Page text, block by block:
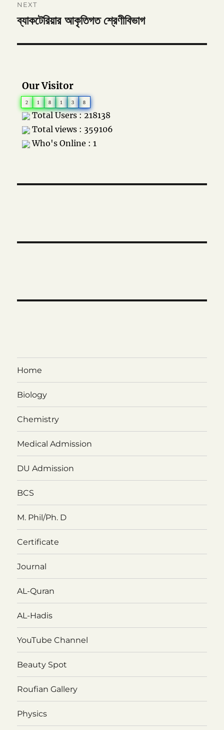
NEXT
Next
ব্যাকটেরিয়ার আকৃতিগত শ্রেণীবিভাগ
Our Visitor
2 1 8 1 3 8
Total Users : 218138
Total views : 359106
Who's Online : 1
Home
Biology
Chemistry
Medical Admission
DU Admission
BCS
M. Phil/Ph. D
Certificate
Journal
AL-Quran
AL-Hadis
YouTube Channel
Beauty Spot
Roufian Gallery
Physics